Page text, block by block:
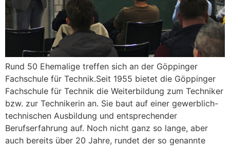
Rund 50 Ehemalige treffen sich an der Göppinger
Fachschule für Technik.Seit 1955 bietet die Göppinger
Fachschule für Technik die Weiterbildung zum Techniker
bzw. zur Technikerin an. Sie baut auf einer gewerblich-
technischen Ausbildung und entsprechender
Berufserfahrung auf. Noch nicht ganz so lange, aber
auch bereits über 20 Jahre, rundet der so genannte